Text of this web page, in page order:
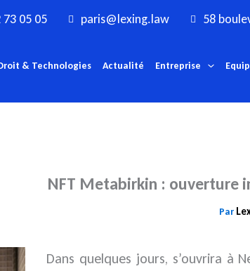
73 05 05 paris@lexing.law 58
& Technologies Actualité Entreprise
NFT Metabirkin : ouverture
Par
Dans quelques jours, s’ouvrira à